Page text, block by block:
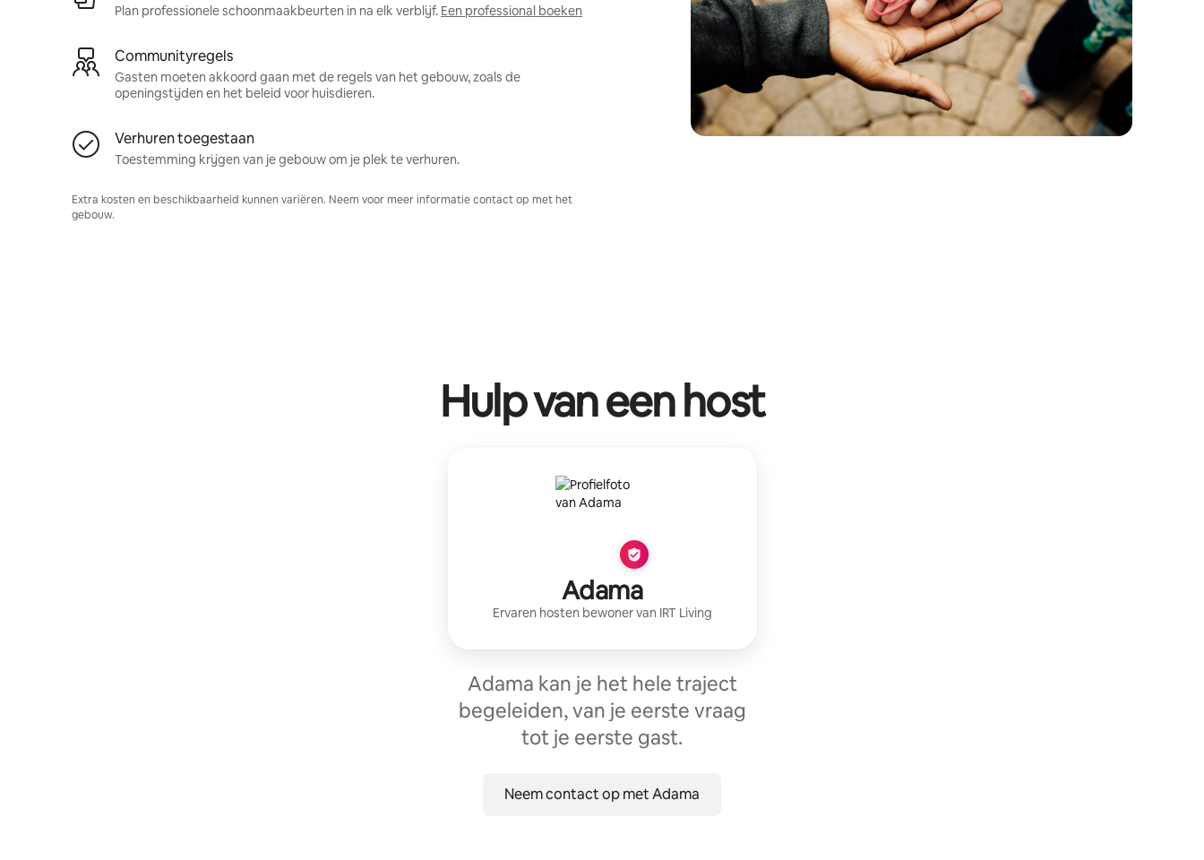
Plan professionele schoonmaakbeurten in na elk verblijf. Een professional boeken
Communityregels
Gasten moeten akkoord gaan met de regels van het gebouw, zoals de
openingstijden en het beleid voor huisdieren.
Verhuren toegestaan
Toestemming krijgen van je gebouw om je plek te verhuren.
Extra kosten en beschikbaarheid kunnen variëren. Neem voor meer informatie contact op met het
gebouw.
Hulp van een host
Adama
Ervaren hosten bewoner van IRT Living
Adama kan je het hele traject
begeleiden, van je eerste vraag
tot je eerste gast.
Neem contact op met Adama